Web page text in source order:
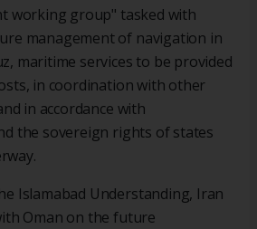
working group" tasked with
management of navigation in
maritime services to be provided
in coordination with other
in accordance with
the sovereign rights of states
Islamabad Understanding, Iran
Oman on the future